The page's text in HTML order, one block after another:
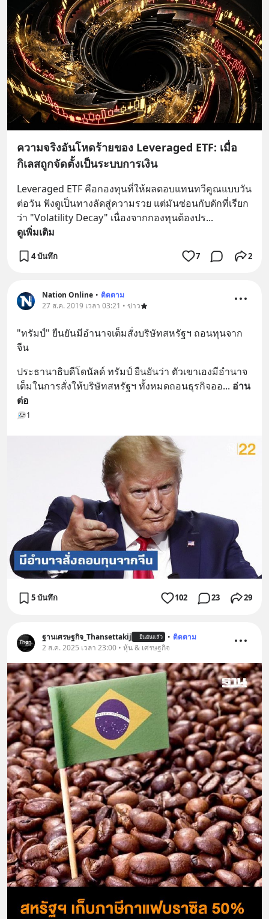
ความจริงอันโหดร้ายของ Leveraged ETF: เมื่อ
กิเลสถูกจัดตั้งเป็นระบบการเงิน
Leveraged ETF คือกองทุนที่ให้ผลตอบแทนทวีคูณแบบวัน
ต่อวัน ฟังดูเป็นทางลัดสู่ความรวย แต่มันซ่อนกับดักที่เรียก
ว่า "Volatility Decay" เนื่องจากกองทุนต้องปร...
ดูเพิ่มเติม
4 บันทึก 7 2
Nation Online • ติดตาม
27 ส.ค. 2019 เวลา 03:21 • ข่าว
"ทรัมป์" ยืนยันมีอำนาจเต็มสั่งบริษัทสหรัฐฯ ถอนทุนจาก
จีน
ประธานาธิบดีโดนัลด์ ทรัมป์ ยืนยันว่า ตัวเขาเองมีอำนาจ
เต็มในการสั่งให้บริษัทสหรัฐฯ ทั้งหมดถอนธุรกิจออ... อ่าน
ต่อ
1
5 บันทึก 102 23 29
ฐานเศรษฐกิจ_Thansettakij ยืนยันแล้ว • ติดตาม
2 ส.ค. 2025 เวลา 23:00 • หุ้น & เศรษฐกิจ